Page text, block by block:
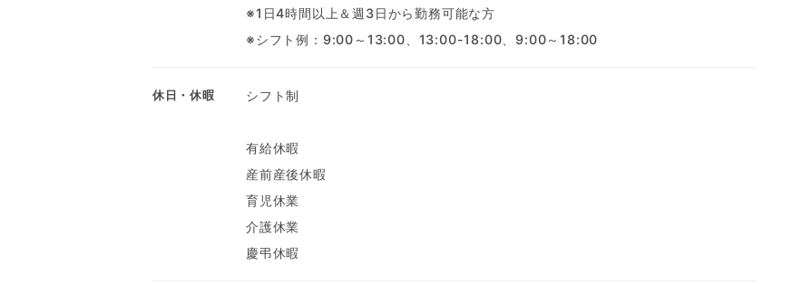
※1日4時間以上＆週3日から勤務可能な方
※シフト例：9:00～13:00、13:00-18:00、9:00～18:00
休日・休暇 シフト制
有給休暇
産前産後休暇
育児休業
介護休業
慶弔休暇